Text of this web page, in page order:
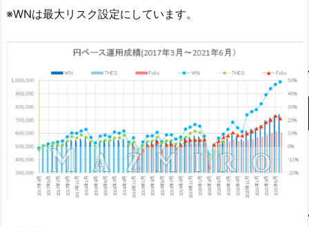
※WNは最大リスク設定にしています。